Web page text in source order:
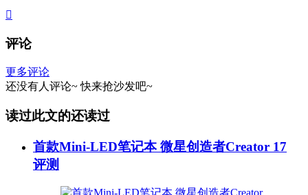

评论
更多评论
还没有人评论~ 快来抢沙发吧~
读过此文的还读过
首款Mini-LED笔记本 微星创造者Creator 17
评测